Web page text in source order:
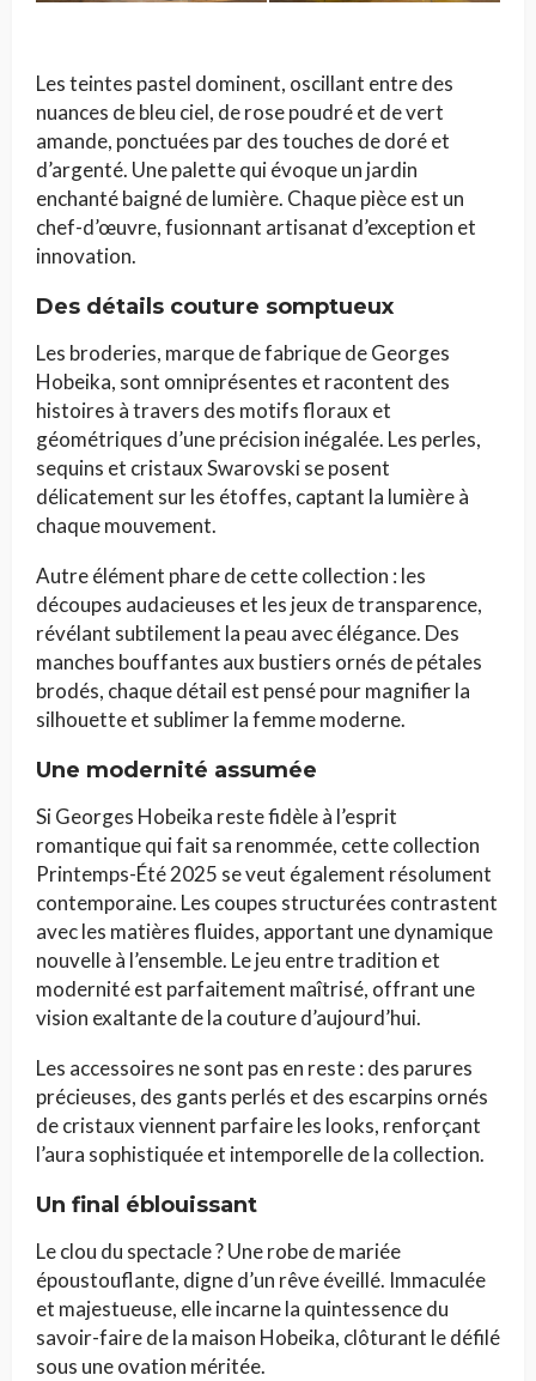
Les teintes pastel dominent, oscillant entre des
nuances de bleu ciel, de rose poudré et de vert
amande, ponctuées par des touches de doré et
d’argenté. Une palette qui évoque un jardin
enchanté baigné de lumière. Chaque pièce est un
chef-d’œuvre, fusionnant artisanat d’exception et
innovation.
Des détails couture somptueux
Les broderies, marque de fabrique de Georges
Hobeika, sont omniprésentes et racontent des
histoires à travers des motifs floraux et
géométriques d’une précision inégalée. Les perles,
sequins et cristaux Swarovski se posent
délicatement sur les étoffes, captant la lumière à
chaque mouvement.
Autre élément phare de cette collection : les
découpes audacieuses et les jeux de transparence,
révélant subtilement la peau avec élégance. Des
manches bouffantes aux bustiers ornés de pétales
brodés, chaque détail est pensé pour magnifier la
silhouette et sublimer la femme moderne.
Une modernité assumée
Si Georges Hobeika reste fidèle à l’esprit
romantique qui fait sa renommée, cette collection
Printemps-Été 2025 se veut également résolument
contemporaine. Les coupes structurées contrastent
avec les matières fluides, apportant une dynamique
nouvelle à l’ensemble. Le jeu entre tradition et
modernité est parfaitement maîtrisé, offrant une
vision exaltante de la couture d’aujourd’hui.
Les accessoires ne sont pas en reste : des parures
précieuses, des gants perlés et des escarpins ornés
de cristaux viennent parfaire les looks, renforçant
l’aura sophistiquée et intemporelle de la collection.
Un final éblouissant
Le clou du spectacle ? Une robe de mariée
époustouflante, digne d’un rêve éveillé. Immaculée
et majestueuse, elle incarne la quintessence du
savoir-faire de la maison Hobeika, clôturant le défilé
sous une ovation méritée.